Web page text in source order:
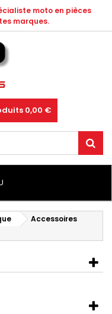
moto en pièces
marques.
0,00 €
Accessoires